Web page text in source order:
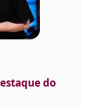
do